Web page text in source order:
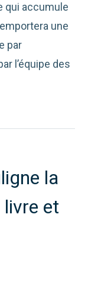
qui accumule
une
par
l’équipe des
la
livre et